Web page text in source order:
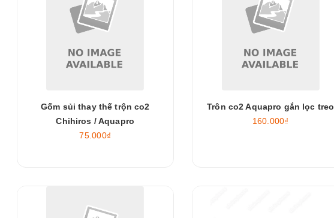
Gốm sủi thay thế trộn co2
Chihiros / Aquapro
75.000₫
Trôn co2 Aquapro gắn lọc treo
160.000₫